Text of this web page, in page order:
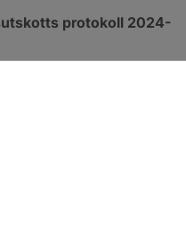
protokoll 2024-